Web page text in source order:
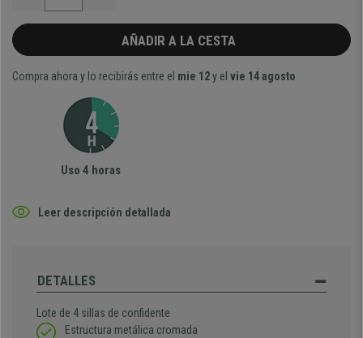
AÑADIR A LA CESTA
Compra ahora y lo recibirás entre el mie 12y el vie 14 agosto
Uso 4 horas
Leer descripción detallada
DETALLES
Lote de 4 sillas de confidente
Estructura metálica cromada